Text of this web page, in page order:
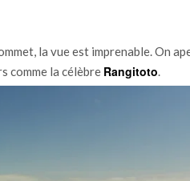
la vue est imprenable. On
comme la célèbre Rangitoto.